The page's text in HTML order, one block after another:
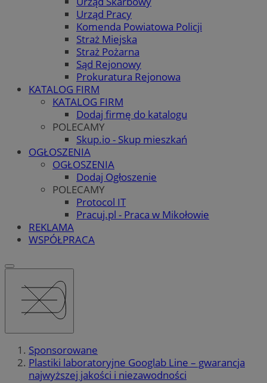
Urząd Pracy
Komenda Powiatowa Policji
Straż Miejska
Straż Pożarna
Sąd Rejonowy
Prokuratura Rejonowa
KATALOG FIRM
KATALOG FIRM
Dodaj firmę do katalogu
POLECAMY
Skup.io - Skup mieszkań
OGŁOSZENIA
OGŁOSZENIA
Dodaj Ogłoszenie
POLECAMY
Protocol IT
Pracuj.pl - Praca w Mikołowie
REKLAMA
WSPÓŁPRACA
Sponsorowane
Plastiki laboratoryjne Googlab Line – gwarancja
najwyższej jakości i niezawodności